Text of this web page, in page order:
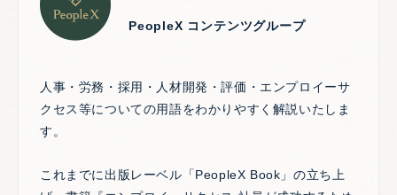
PeopleX コンテンツグループ
人事・労務・採用・人材開発・評価・エンプロイーサ
クセス等についての用語をわかりやすく解説いたしま
す。
これまでに出版レーベル「PeopleX Book」の立ち上